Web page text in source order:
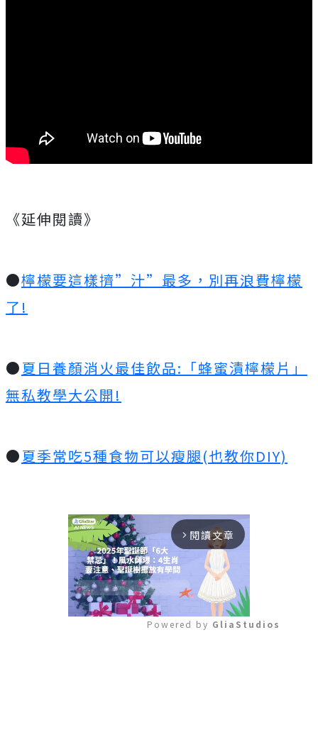
《延伸閱讀》
●檸檬要這樣擠”汁”最多，別再浪費檸檬
了!
●夏日養顏消火最佳飲品:「蜂蜜漬檸檬片」
無私教學大公開!
●夏季常吃5種食物可以瘦腿(也教你DIY)
arrow_forward_ios 閱讀文章
Powered by GliaStudios